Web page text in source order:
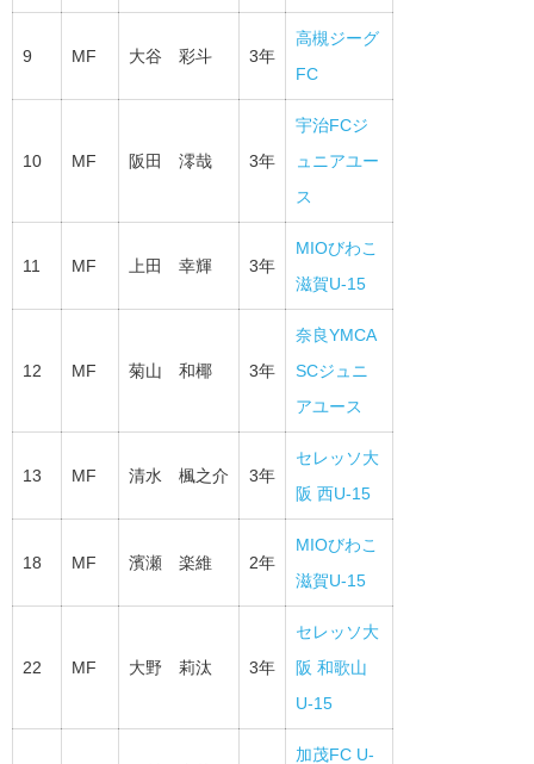
9 MF 大谷 彩斗 3年
高槻ジーグ
FC
10 MF 阪田 澪哉 3年
宇治FCジ
ュニアユー
ス
11 MF 上田 幸輝 3年
MIOびわこ
滋賀U-15
12 MF 菊山 和椰 3年
奈良YMCA
SCジュニ
アユース
13 MF 清水 楓之介 3年
セレッソ大
阪 西U-15
18 MF 濱瀬 楽維 2年
MIOびわこ
滋賀U-15
22 MF 大野 莉汰 3年
セレッソ大
阪 和歌山
U-15
加茂FC U-